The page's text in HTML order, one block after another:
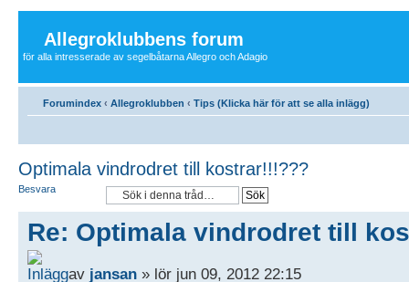
Allegroklubbens forum
för alla intresserade av segelbåtarna Allegro och Adagio
Forumindex ‹ Allegroklubben ‹ Tips (Klicka här för att se alla inlägg)
Optimala vindrodret till kostrar!!!???
Besvara
Re: Optimala vindrodret till
av jansan » lör jun 09, 2012 22:15